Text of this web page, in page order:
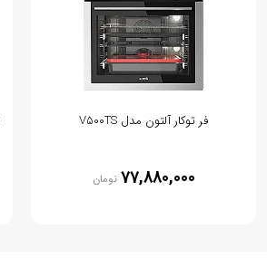
فر توکار آلتون مدل V500TS
77,880,000 تومان